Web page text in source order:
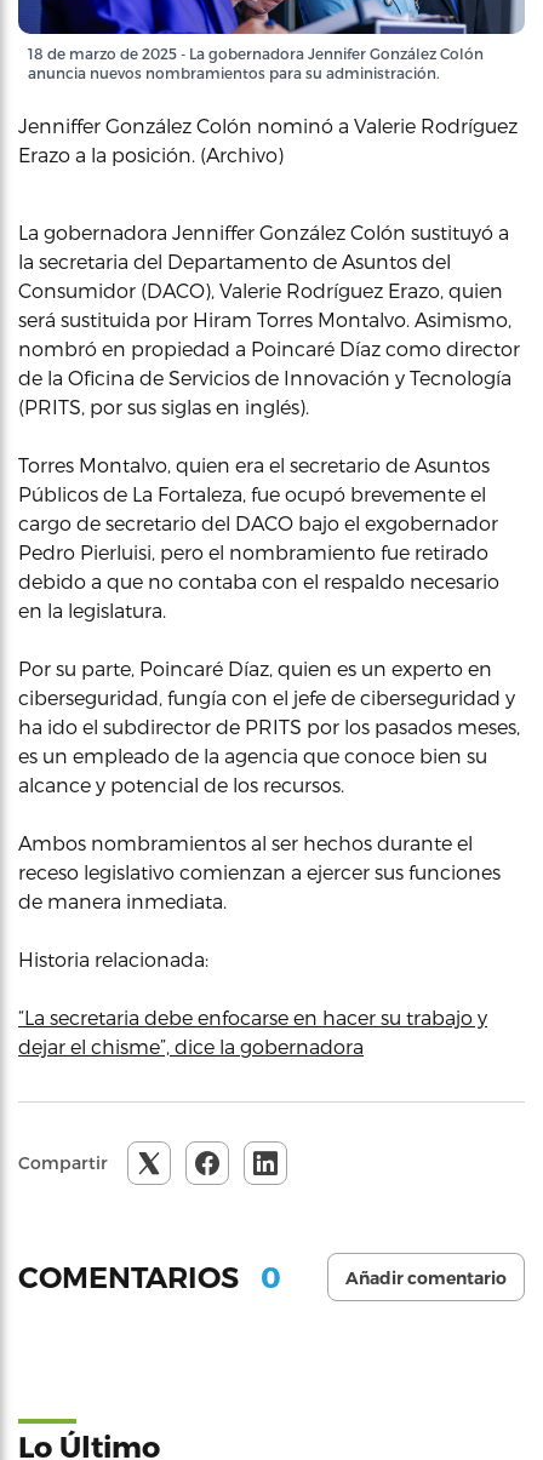
18 de marzo de 2025 - La gobernadora Jennifer González Colón
anuncia nuevos nombramientos para su administración.
Jenniffer González Colón nominó a Valerie Rodríguez
Erazo a la posición. (Archivo)
La gobernadora Jenniffer González Colón sustituyó a
la secretaria del Departamento de Asuntos del
Consumidor (DACO), Valerie Rodríguez Erazo, quien
será sustituida por Hiram Torres Montalvo. Asimismo,
nombró en propiedad a Poincaré Díaz como director
de la Oficina de Servicios de Innovación y Tecnología
(PRITS, por sus siglas en inglés).
Torres Montalvo, quien era el secretario de Asuntos
Públicos de La Fortaleza, fue ocupó brevemente el
cargo de secretario del DACO bajo el exgobernador
Pedro Pierluisi, pero el nombramiento fue retirado
debido a que no contaba con el respaldo necesario
en la legislatura.
Por su parte, Poincaré Díaz, quien es un experto en
ciberseguridad, fungía con el jefe de ciberseguridad y
ha ido el subdirector de PRITS por los pasados meses,
es un empleado de la agencia que conoce bien su
alcance y potencial de los recursos.
Ambos nombramientos al ser hechos durante el
receso legislativo comienzan a ejercer sus funciones
de manera inmediata.
Historia relacionada:
“La secretaria debe enfocarse en hacer su trabajo y
dejar el chisme”, dice la gobernadora
Compartir
COMENTARIOS 0 Añadir comentario
Lo Último